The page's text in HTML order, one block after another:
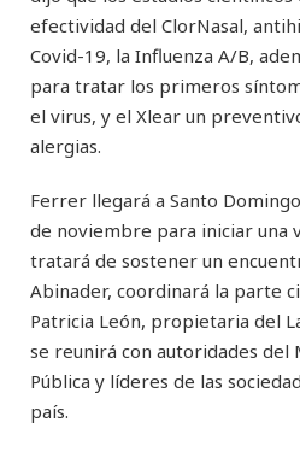
efectividad del ClorNasal,
Covid-19, la Influenza A/B,
para tratar los primeros
el virus, y el Xlear un
alergias.
Ferrer llegará a Santo
de noviembre para iniciar una
tratará de sostener un
Abinader, coordinará la parte
Patricia León, propietaria del
se reunirá con autoridades del
Pública y líderes de las
país.